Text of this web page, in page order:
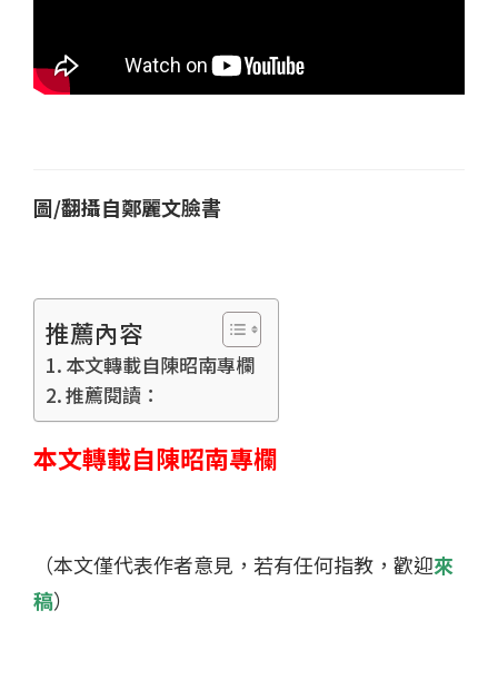
圖/翻攝自鄭麗文臉書
推薦內容
本文轉載自陳昭南專欄
推薦閱讀：
本文轉載自陳昭南專欄
（本文僅代表作者意見，若有任何指教，歡迎來
稿）